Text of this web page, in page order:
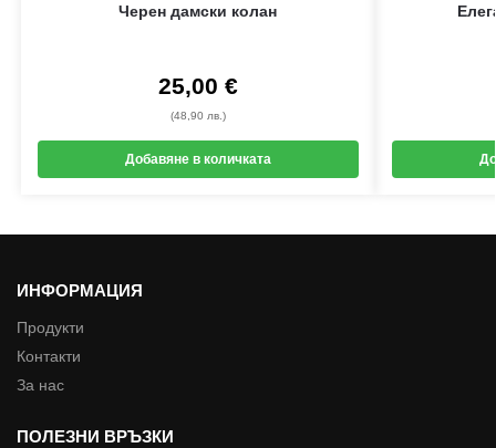
Черен дамски колан
25,00 €
(48,90 лв.)
Добавяне в количката
ИНФОРМАЦИЯ
Продукти
Контакти
За нас
ПОЛЕЗНИ ВРЪЗКИ